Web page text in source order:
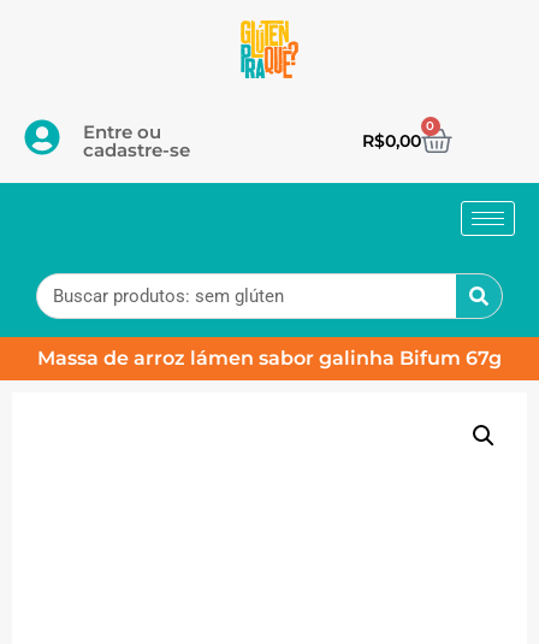
Entre ou
cadastre-se R$0,00
0
Massa de arroz lámen sabor galinha Bifum 67g